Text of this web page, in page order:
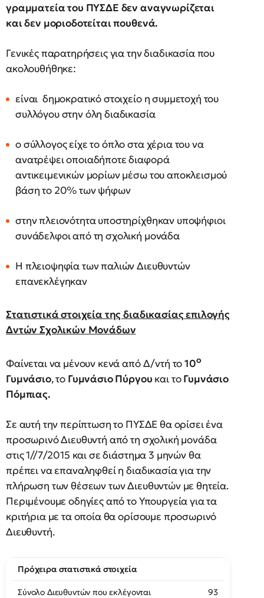
γραμματεία του ΠΥΣΔΕ δεν αναγνωρίζεται
και δεν μοριοδοτείται πουθενά.
Γενικές παρατηρήσεις για την διαδικασία που
ακολουθήθηκε:
είναι δημοκρατικό στοιχείο η συμμετοχή του
συλλόγου στην όλη διαδικασία
ο σύλλογος είχε το όπλο στα χέρια του να
ανατρέψει οποιαδήποτε διαφορά
αντικειμενικών μορίων μέσω του αποκλεισμού
βάση το 20% των ψήφων
στην πλειονότητα υποστηρίχθηκαν υποψήφιοι
συνάδελφοι από τη σχολική μονάδα
Η πλειοψηφία των παλιών Διευθυντών
επανεκλέγηκαν
Στατιστικά στοιχεία της διαδικασίας επιλογής
Δντών Σχολικών Μονάδων
Φαίνεται να μένουν κενά από Δ/ντή το10ο
Γυμνάσιο, το Γυμνάσιο Πύργου και τοΓυμνάσιο
Πόμπιας.
Σε αυτή την περίπτωση το ΠΥΣΔΕ θα ορίσει ένα
προσωρινό Διευθυντή από τη σχολική μονάδα
στις 1//7/2015 και σε διάστημα 3 μηνών θα
πρέπει να επαναληφθεί η διαδικασία για την
πλήρωση των θέσεων των Διευθυντών με θητεία.
Περιμένουμε οδηγίες από το Υπουργεία για τα
κριτήρια με τα οποία θα ορίσουμε προσωρινό
Διευθυντή.
Πρόχειρα στατιστικά στοιχεία
Σύνολο Διευθυντών που εκλέγονται 93